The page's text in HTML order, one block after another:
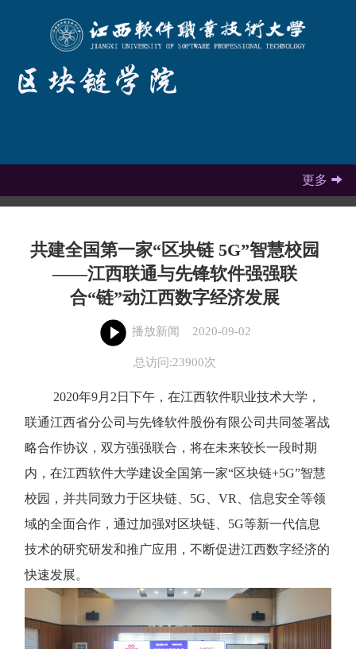
更多 
共建全国第一家“区块链 5G”智慧校园
——江西联通与先锋软件强强联
合“链”动江西数字经济发展
播放新闻 2020-09-02
总访问:23900次
2020年9月2日下午，在江西软件职业技术大学，
联通江西省分公司与先锋软件股份有限公司共同签署战
略合作协议，双方强强联合，将在未来较长一段时期
内，在江西软件大学建设全国第一家“区块链+5G”智慧
校园，并共同致力于区块链、5G、VR、信息安全等领
域的全面合作，通过加强对区块链、5G等新一代信息
技术的研究研发和推广应用，不断促进江西数字经济的
快速发展。